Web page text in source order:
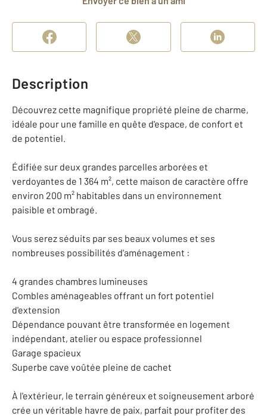
Description
Découvrez cette magnifique propriété pleine de charme,
idéale pour une famille en quête d'espace, de confort et
de potentiel.
Édifiée sur deux grandes parcelles arborées et
verdoyantes de 1 364 m², cette maison de caractère offre
environ 200 m² habitables dans un environnement
paisible et ombragé.
Vous serez séduits par ses beaux volumes et ses
nombreuses possibilités d'aménagement :
4 grandes chambres lumineuses
Combles aménageables offrant un fort potentiel
d'extension
Dépendance pouvant être transformée en logement
indépendant, atelier ou espace professionnel
Garage spacieux
Superbe cave voûtée pleine de cachet
À l'extérieur, le terrain généreux et soigneusement arboré
crée un véritable havre de paix, parfait pour profiter des